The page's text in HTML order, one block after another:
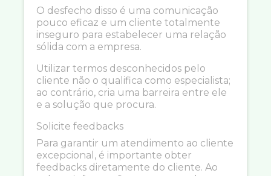
O desfecho disso é uma comunicação
pouco eficaz e um cliente totalmente
inseguro para estabelecer uma relação
sólida com a empresa.
Utilizar termos desconhecidos pelo
cliente não o qualifica como especialista;
ao contrário, cria uma barreira entre ele
e a solução que procura.
Solicite feedbacks
Para garantir um atendimento ao cliente
excepcional, é importante obter
feedbacks diretamente do cliente. Ao